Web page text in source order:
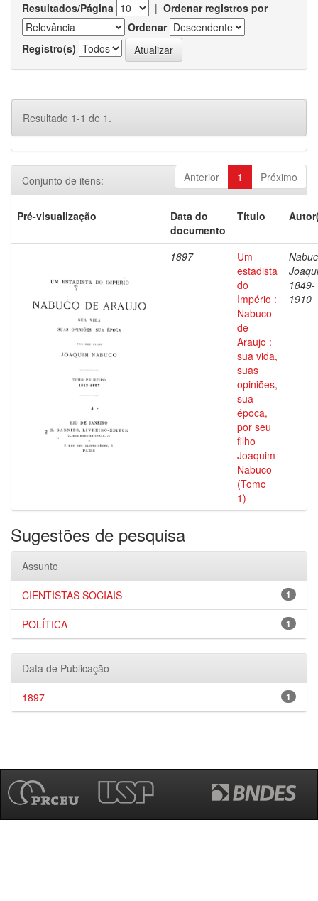
Resultados/Página | Ordenar registros por
Ordenar
Registro(s)
Resultado 1-1 de 1.
Anterior 1 Próximo
Conjunto de itens:
Pré-visualização
Data do
documento
Título
1897
Um
estadista
do
Império :
Nabuco
de
Araujo :
sua vida,
suas
opiniões,
sua
época,
por seu
filho
Joaquim
Nabuco
(Tomo
1)
1849-
1910
Sugestões de pesquisa
Assunto
1
CIENTISTAS SOCIAIS
1
POLÍTICA
Data de Publicação
1
1897